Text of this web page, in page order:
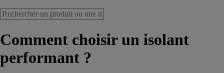
Comment choisir un isolant
performant ?